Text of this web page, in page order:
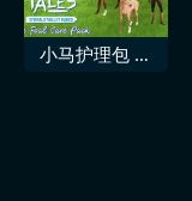
小马护理包 马